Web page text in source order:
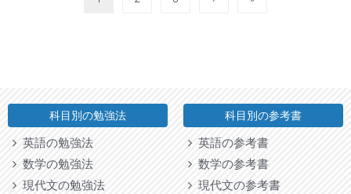
科目別の勉強法
英語の勉強法
数学の勉強法
現代文の勉強法
科目別の参考書
英語の参考書
数学の参考書
現代文の参考書